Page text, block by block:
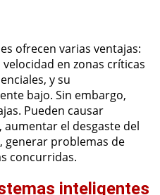
ofrecen varias ventajas:
en zonas críticas
y su
bajo. Sin embargo,
Pueden causar
el desgaste del
generar problemas de
concurridas.
inteligentes